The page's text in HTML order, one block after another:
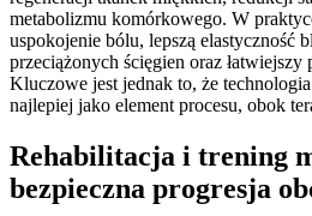
metabolizmu komórkowego. W
uspokojenie bólu, lepszą elastyczność
przeciążonych ścięgien oraz
Kluczowe jest jednak to, że
najlepiej jako element procesu, obok
Rehabilitacja i trening
bezpieczna progresja